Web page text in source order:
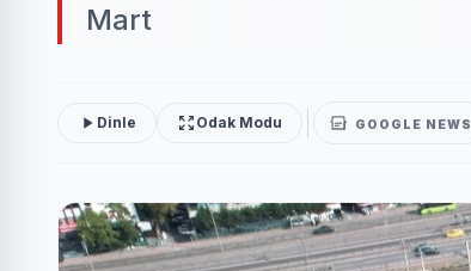
Mart
Dinle Odak Modu GOOGLE NEWS